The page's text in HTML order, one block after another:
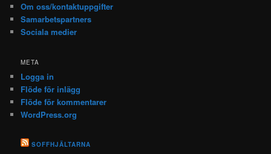
Om oss/kontaktuppgifter
Samarbetspartners
Sociala medier
META
Logga in
Flöde för inlägg
Flöde för kommentarer
WordPress.org
SOFFHJÄLTARNA